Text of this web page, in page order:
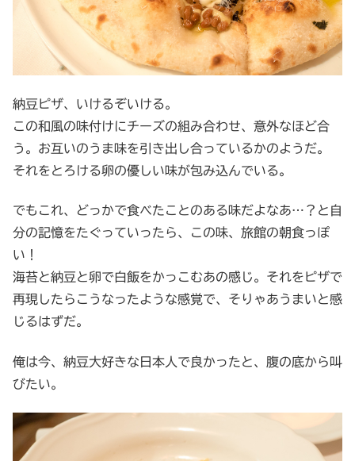
納豆ピザ、いけるぞいける。
この和風の味付けにチーズの組み合わせ、意外なほど合
う。お互いのうま味を引き出し合っているかのようだ。
それをとろける卵の優しい味が包み込んでいる。
でもこれ、どっかで食べたことのある味だよなあ…？と自
分の記憶をたぐっていったら、この味、旅館の朝食っぽ
い！
海苔と納豆と卵で白飯をかっこむあの感じ。それをピザで
再現したらこうなったような感覚で、そりゃあうまいと感
じるはずだ。
俺は今、納豆大好きな日本人で良かったと、腹の底から叫
びたい。